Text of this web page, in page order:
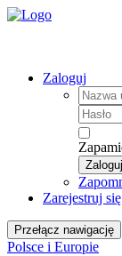
Zaloguj
Zaloguj
Zarejestruj się
Przełącz nawigację
Polsce i Europie